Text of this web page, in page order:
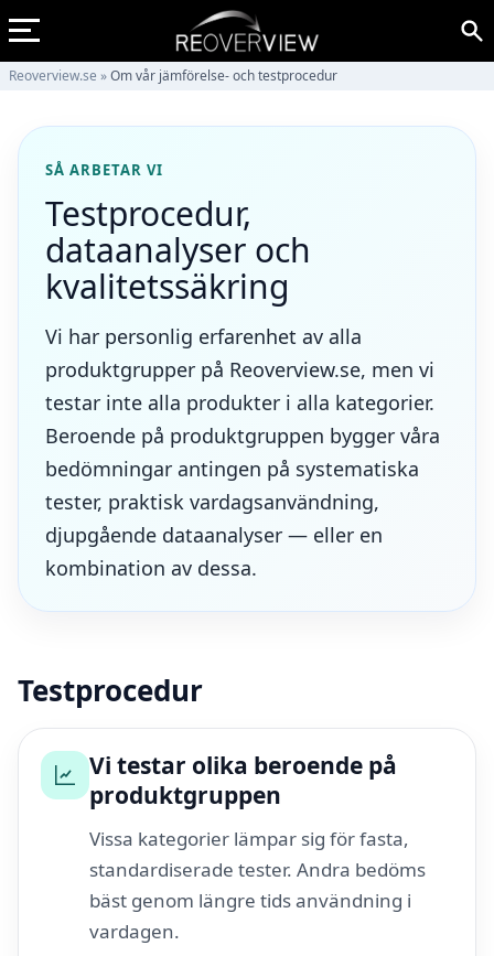
Reoverview.se »Om vår jämförelse- och testprocedur
SÅ ARBETAR VI
Testprocedur,
dataanalyser och
kvalitetssäkring
Vi har personlig erfarenhet av alla
produktgrupper på Reoverview.se, men vi
testar inte alla produkter i alla kategorier.
Beroende på produktgruppen bygger våra
bedömningar antingen på systematiska
tester, praktisk vardagsanvändning,
djupgående dataanalyser — eller en
kombination av dessa.
Testprocedur
Vi testar olika beroende på
produktgruppen
Vissa kategorier lämpar sig för fasta,
standardiserade tester. Andra bedöms
bäst genom längre tids användning i
vardagen.